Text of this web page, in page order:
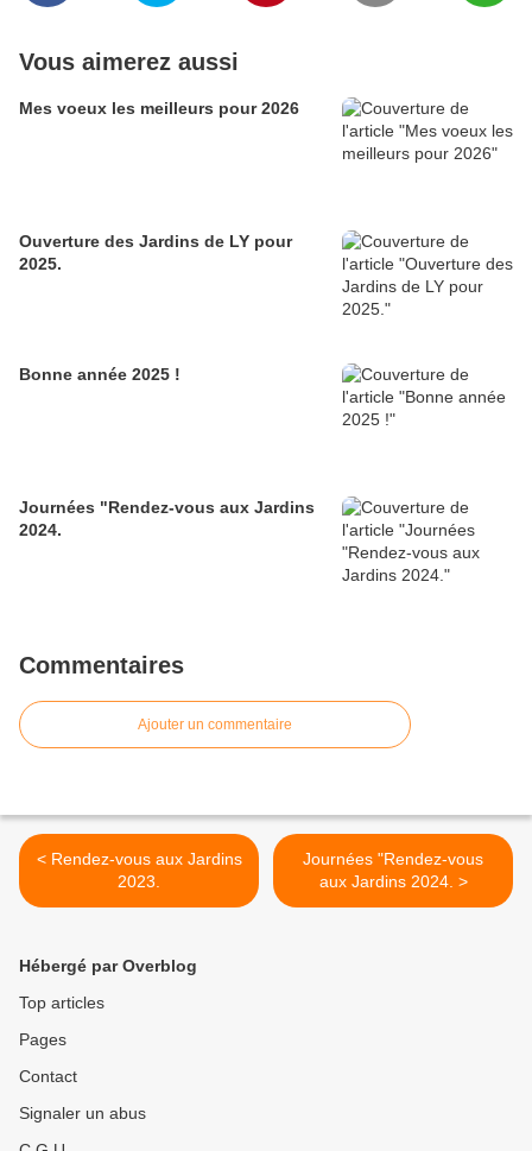
Vous aimerez aussi
Mes voeux les meilleurs pour 2026
Ouverture des Jardins de LY pour
2025.
Bonne année 2025 !
Journées "Rendez-vous aux Jardins
2024.
Commentaires
Ajouter un commentaire
< Rendez-vous aux Jardins
2023.
Journées "Rendez-vous
aux Jardins 2024. >
Hébergé par Overblog
Top articles
Pages
Contact
Signaler un abus